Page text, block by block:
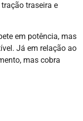
traseira e
em potência, mas
Já em relação ao
mas cobra